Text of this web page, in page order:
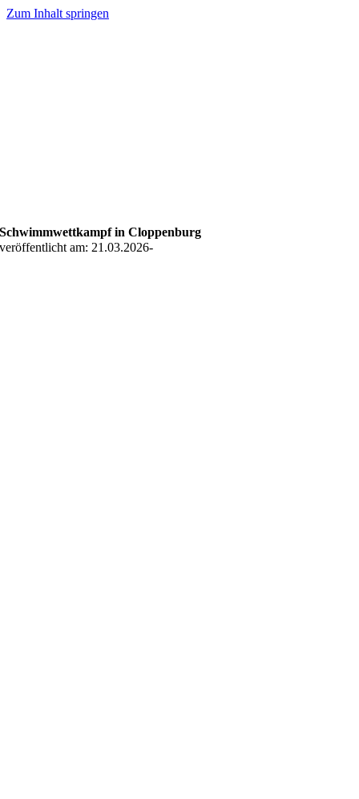
Zum Inhalt springen
Schwimmwettkampf in Cloppenburg
veröffentlicht am: 21.03.2026-